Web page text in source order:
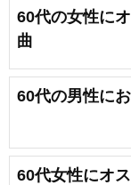
60代の女性に
曲
60代の男性に
60代女性にオ